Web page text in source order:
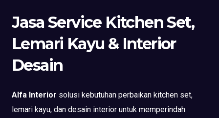
Jasa Service Kitchen Set,
Lemari Kayu & Interior
Desain
Alfa Interior solusi kebutuhan perbaikan kitchen set,
lemari kayu, dan desain interior untuk memperindah